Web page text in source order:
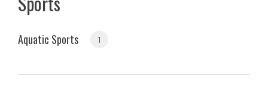
Aquatic Sports 1